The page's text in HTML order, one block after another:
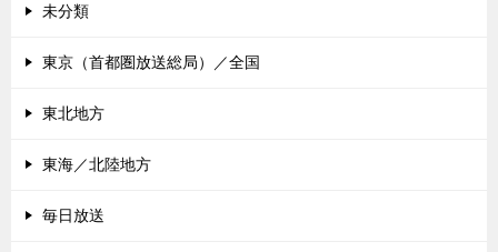
未分類
東京（首都圏放送総局）／全国
東北地方
東海／北陸地方
毎日放送